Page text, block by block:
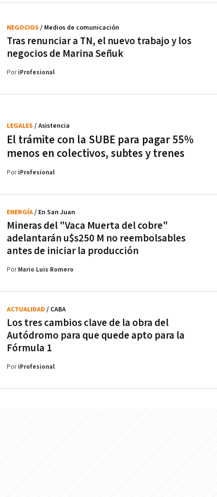
Tras renunciar a TN, el nuevo trabajo y los
negocios de Marina Señuk
NEGOCIOS / Medios de comunicación
PoriProfesional
El trámite con la SUBE para pagar 55%
menos en colectivos, subtes y trenes
LEGALES / Asistencia
PoriProfesional
Mineras del "Vaca Muerta del cobre"
adelantarán u$s250 M no reembolsables
antes de iniciar la producción
ENERGÍA/ En San Juan
PorMario Luis Romero
Los tres cambios clave de la obra del
Autódromo para que quede apto para la
Fórmula 1
ACTUALIDAD / CABA
PoriProfesional